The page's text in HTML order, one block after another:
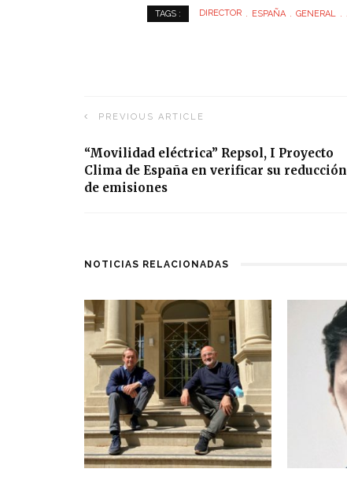
TAGS : DIRECTOR ESPAÑA GENERAL
PREVIOUS ARTICLE
“Movilidad eléctrica” Repsol, I Proyecto
Clima de España en verificar su reducción
de emisiones
NOTICIAS RELACIONADAS